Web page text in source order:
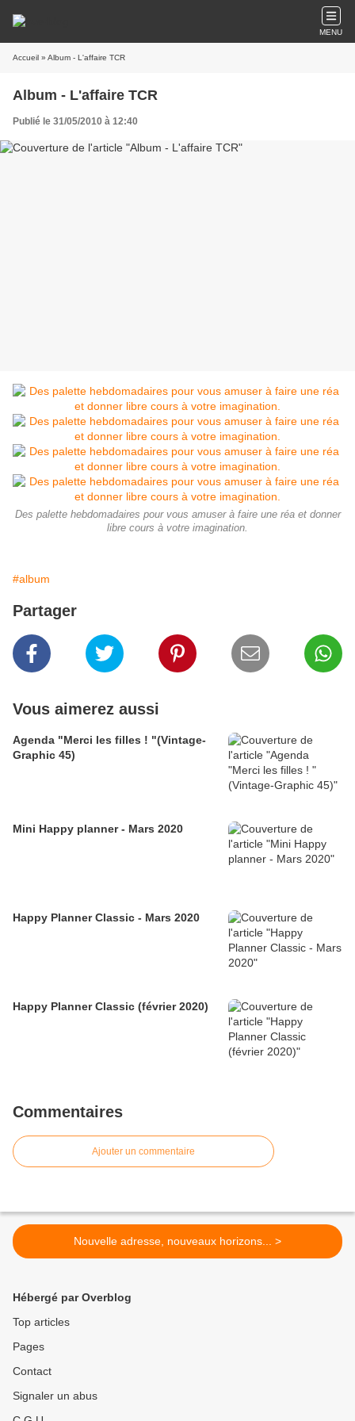
MENU
Accueil » Album - L'affaire TCR
Album - L'affaire TCR
Publié le 31/05/2010 à 12:40
Des palette hebdomadaires pour vous amuser à faire une réa et donner
libre cours à votre imagination.
#album
Partager
Vous aimerez aussi
Agenda "Merci les filles ! "(Vintage-
Graphic 45)
Mini Happy planner - Mars 2020
Happy Planner Classic - Mars 2020
Happy Planner Classic (février 2020)
Commentaires
Ajouter un commentaire
Nouvelle adresse, nouveaux horizons... >
Hébergé par Overblog
Top articles
Pages
Contact
Signaler un abus